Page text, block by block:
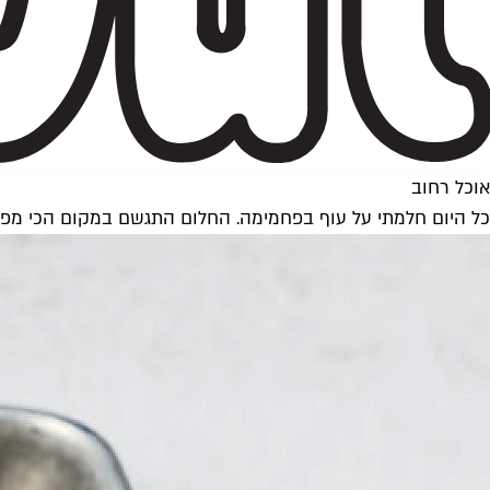
אוכל רחוב
כל היום חלמתי על עוף בפחמימה. החלום התגשם במקום הכי